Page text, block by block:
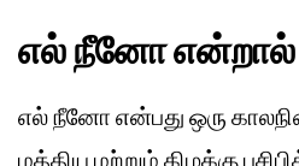
எல் நீனோ
எல் நீனோ என்பது ஒரு
மத்திய மற்றும் கிழக்கு